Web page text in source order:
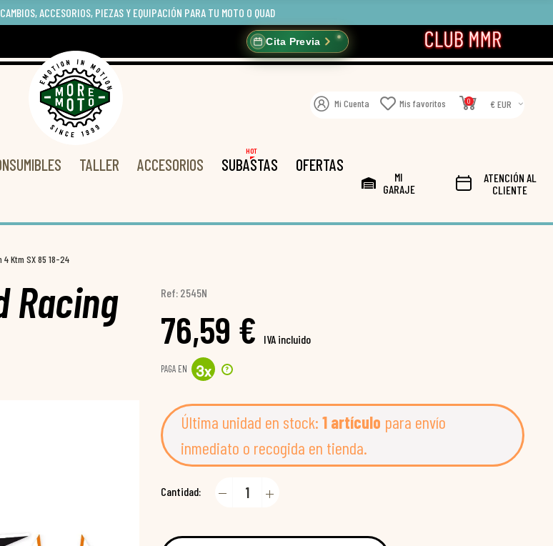
ACCESORIOS, PIEZAS Y EQUIPACIÓN PARA TU MOTO O QUAD
Cita Previa
Mi Cuenta Mis favoritos 0 € EUR
TALLER ACCESORIOS SUBASTAS
HOT
OFERTAS
MI
GARAJE
ATENCIÓN AL
CLIENTE
Ktm SX 85 18-24
Racing
Ref: 2545N
76,59 € IVA incluido
PAGA EN 3x ?
Última unidad en stock: 1 artículo para envío
inmediato o recogida en tienda.
Cantidad: